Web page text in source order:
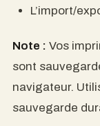
L’import/
Note : Vos
sont
navigateur.
sauvegarde